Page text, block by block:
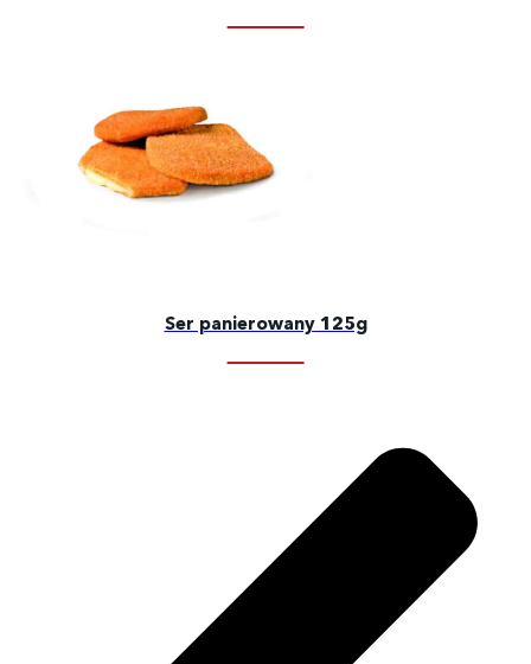
Ser panierowany 125g